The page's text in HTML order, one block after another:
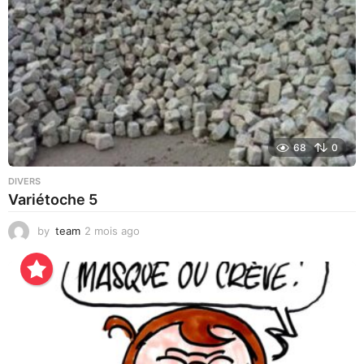
g
o
68 0
DIVERS
Variétoche 5
by team 2 mois ago
e
m
a
i
n
e
s